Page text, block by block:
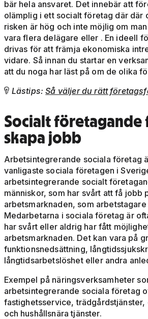
bär hela ansvaret. Det innebär att
olämplig i ett socialt företag där där
risken är hög och inte möjlig om
vara flera delägare eller . En ideell
drivas för att främja ekonomiska
vidare. Så innan du startar en
att du noga har läst på om de olika
 Lästips:Så väljer du rätt
Socialt företagande
skapa jobb
Arbetsintegrerande sociala företag
vanligaste sociala företagen i
arbetsintegrerande socialt
människor, som har svårt att få jobb
arbetsmarknaden, som
Medarbetarna i sociala företag är
har svårt eller aldrig har fått
arbetsmarknaden. Det kan vara på
funktionsnedsättning,
långtidsarbetslöshet eller andra
Exempel på näringsverksamheter
arbetsintegrerande sociala företag
fastighetsservice,
och hushållsnära tjänster.